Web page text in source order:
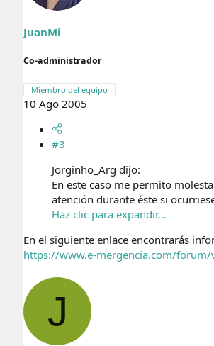
JuanMi
Co-administrador
Miembro del equipo
10 Ago 2005
#3
Jorginho_Arg dijo:
En este caso me permito
atención durante éste si
Haz clic para expandir...
En el siguiente enlace encontrarás
https://www.e-mergencia.com/
J